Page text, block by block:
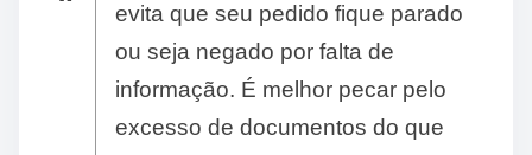
evita que seu pedido fique parado
ou seja negado por falta de
informação. É melhor pecar pelo
excesso de documentos do que